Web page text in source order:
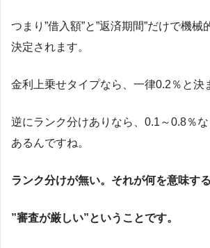
つまり”借入額”と”返済期間”だけで機
決定されます。
金利上乗せタイプなら、一律0.2％と決
逆にランク分けありなら、0.1～0.8％
あるんですね。
ランク分けが無い。それが何を意味す
”審査が厳しい”ということです。